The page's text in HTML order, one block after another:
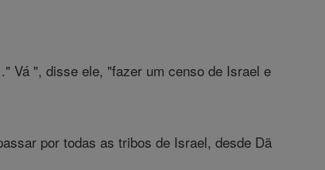
Vá ", disse ele, "fazer um censo de Israel e
por todas as tribos de Israel, desde Dã